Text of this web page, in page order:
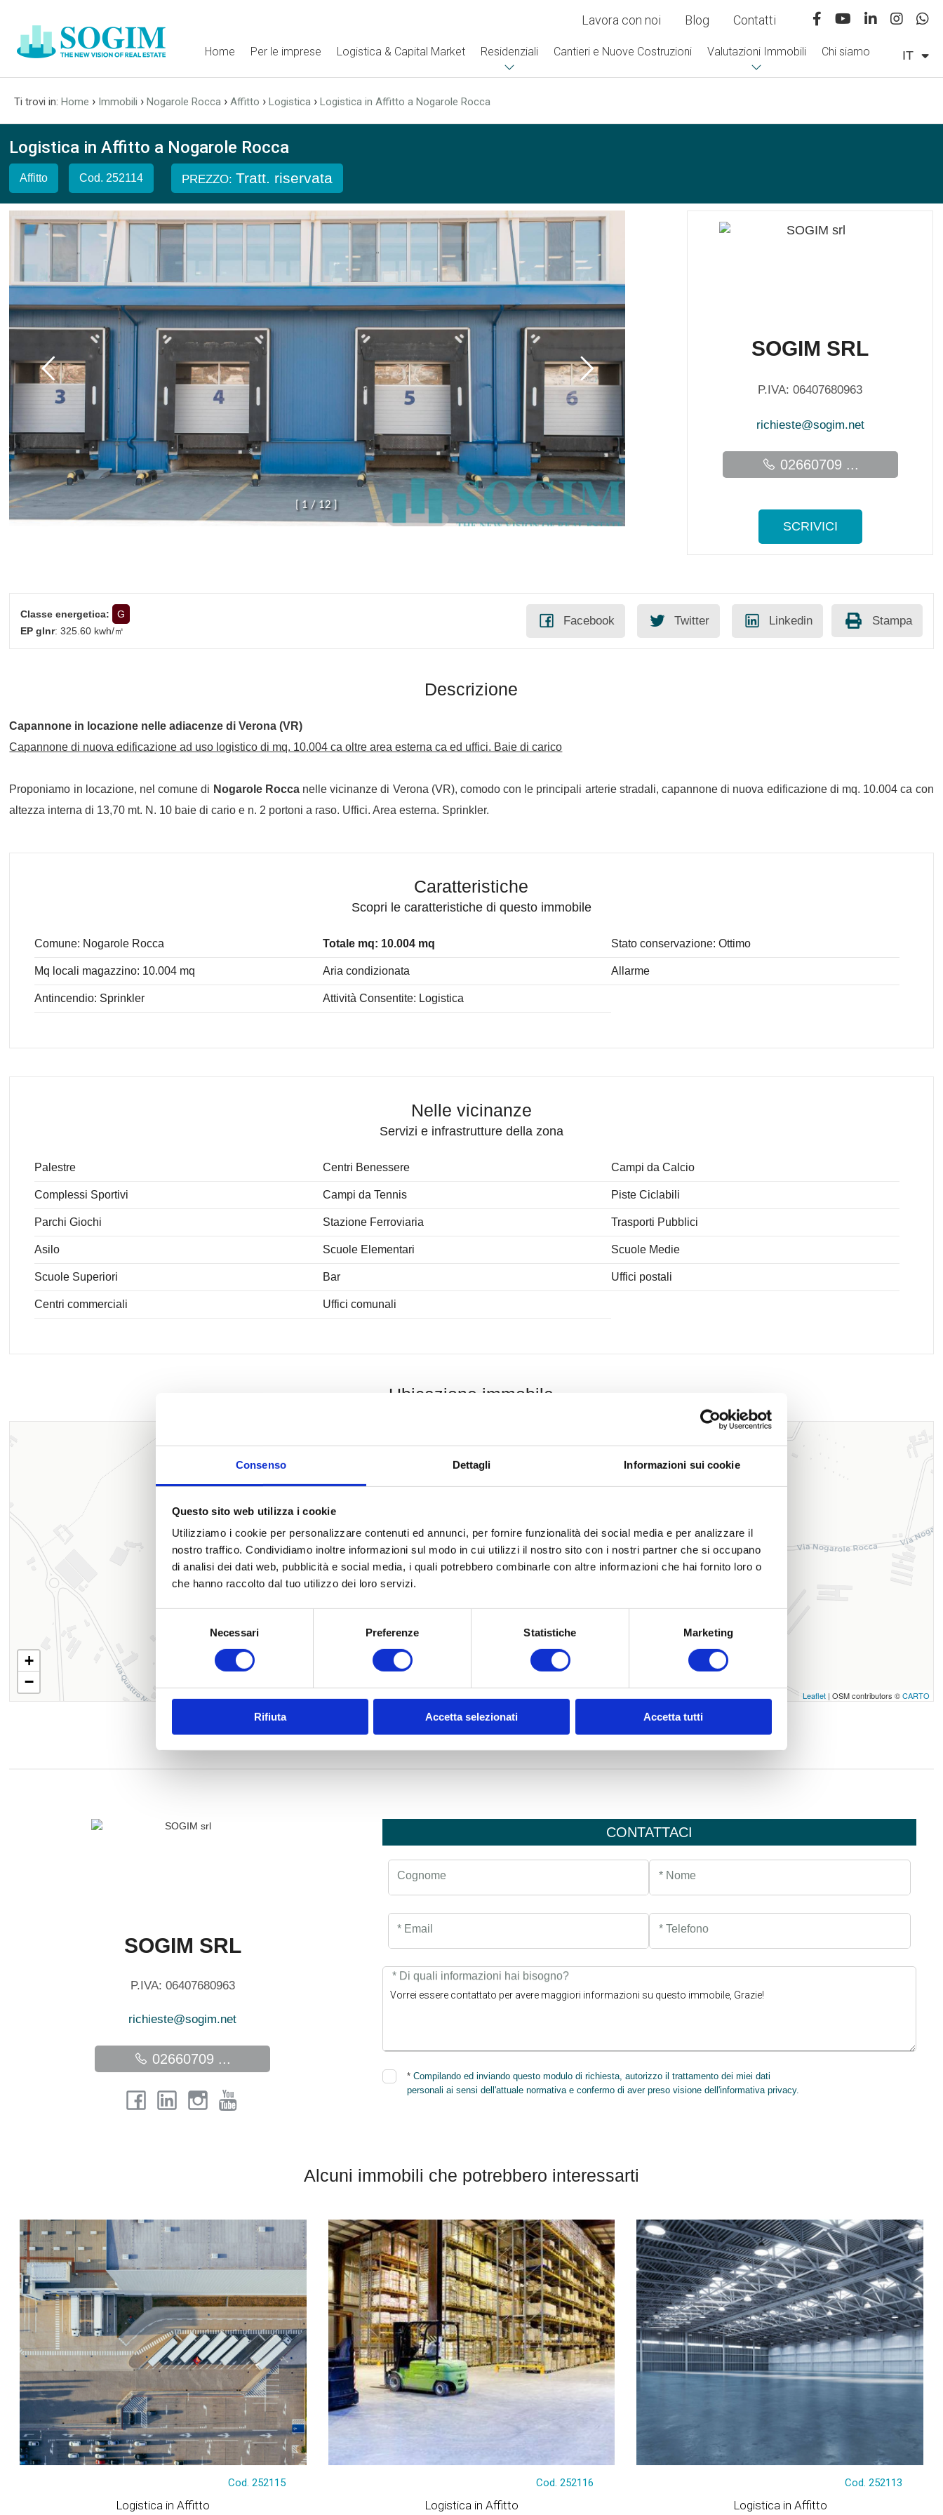
Consenso Dettagli Informazioni sui cookie
Questo sito web utilizza i cookie
Utilizziamo i cookie per personalizzare contenuti ed annunci, per fornire funzionalità dei social media e per analizzare il
nostro traffico. Condividiamo inoltre informazioni sul modo in cui utilizzi il nostro sito con i nostri partner che si occupano
di analisi dei dati web, pubblicità e social media, i quali potrebbero combinarle con altre informazioni che hai fornito loro o
che hanno raccolto dal tuo utilizzo dei loro servizi.
Necessari Preferenze Statistiche Marketing
Rifiuta Accetta selezionati Accetta tutti
Lavora con noi Blog Contatti
IT
Home Per le imprese Logistica & Capital Market Residenziali Cantieri e Nuove Costruzioni Valutazioni Immobili Chi siamo
Ti trovi in: Home › Immobili › Nogarole Rocca › Affitto › Logistica › Logistica in Affitto a Nogarole Rocca
Logistica in Affitto a Nogarole Rocca
Affitto Cod. 252114 PREZZO:Tratt. riservata
1 / 12
SOGIM SRL
P.IVA: 06407680963
richieste@sogim.net
02660709 ...
SCRIVICI
Classe energetica:
G
EP glnr: 325.60 kwh/㎡
Stampa
Facebook Twitter Linkedin
Descrizione
Capannone in locazione nelle adiacenze di Verona (VR)
Capannone di nuova edificazione ad uso logistico di mq. 10.004 ca oltre area esterna ca ed uffici. Baie di carico
Proponiamo in locazione, nel comune di Nogarole Roccanelle vicinanze di Verona (VR), comodo con le principali arterie stradali, capannone di nuova edificazione di mq. 10.004 ca con
altezza interna di 13,70 mt. N. 10 baie di cario e n. 2 portoni a raso. Uffici. Area esterna. Sprinkler.
Caratteristiche
Scopri le caratteristiche di questo immobile
Comune: Nogarole Rocca Totale mq: 10.004 mq Stato conservazione: Ottimo
Mq locali magazzino: 10.004 mq Aria condizionata Allarme
Antincendio: Sprinkler Attività Consentite: Logistica
Nelle vicinanze
Servizi e infrastrutture della zona
Palestre Centri Benessere Campi da Calcio
Complessi Sportivi Campi da Tennis Piste Ciclabili
Parchi Giochi Stazione Ferroviaria Trasporti Pubblici
Asilo Scuole Elementari Scuole Medie
Scuole Superiori Bar Uffici postali
Centri commerciali Uffici comunali
Ubicazione immobile
+
−
Leaflet| OSM contributors ©CARTO
SOGIM SRL
P.IVA: 06407680963
richieste@sogim.net
02660709 ...
CONTATTACI
* Nome
Cognome
* Telefono
* Email
* Di quali informazioni hai bisogno?
*Compilando ed inviando questo modulo di richiesta, autorizzo il trattamento dei miei dati
personali ai sensi dell'attuale normativa e confermo di aver preso visione dell'informativa privacy.
Alcuni immobili che potrebbero interessarti
Cod. 252115
Logistica in Affitto
Cod. 252116
Logistica in Affitto
Cod. 252113
Logistica in Affitto